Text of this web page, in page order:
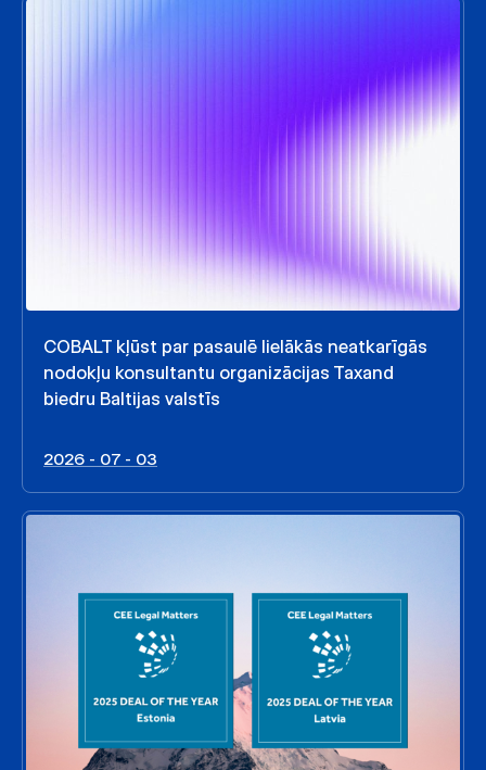
COBALT kļūst par pasaulē lielākās neatkarīgās
nodokļu konsultantu organizācijas Taxand
biedru Baltijas valstīs
2026 - 07 - 03